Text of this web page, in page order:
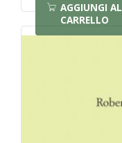
AGGIUNGI AL
CARRELLO